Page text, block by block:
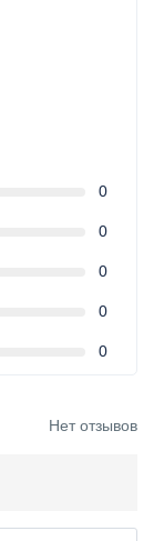
0
0
0
0
0
Нет отзывов